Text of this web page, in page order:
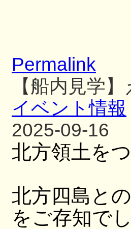
Permalink
【船内見学
イベント情報
2025-09-16
北方領土を
北方四島と
をご存知で